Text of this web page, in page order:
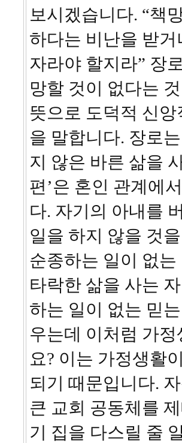
보시겠습니다. “책
하다는 비난을 받
자라야 할지라” 장
망할 것이 없다는
뜻으로 도덕적 신
을 말합니다. 장로
지 않은 바른 삶을
편’은 혼인 관계에
다. 자기의 아내를
일을 하지 않을 것
순종하는 일이 없
타락한 삶을 사는
하는 일이 없는 믿
우는데 이처럼 가
요? 이는 가정생활
되기 때문입니다.
큰 교회 공동체를
기 집을 다스릴 줄